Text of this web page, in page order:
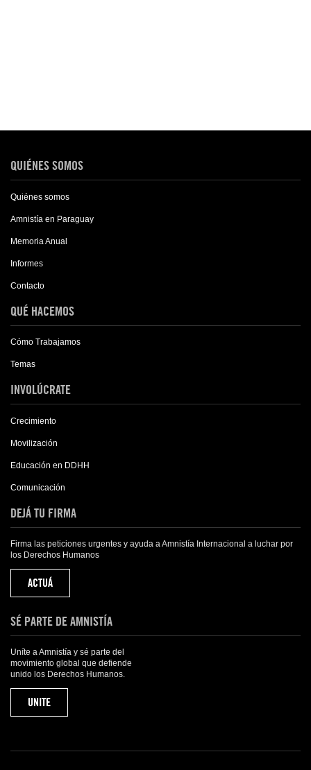
QUIÉNES SOMOS
Quiénes somos
Amnistía en Paraguay
Memoria Anual
Informes
Contacto
QUÉ HACEMOS
Cómo Trabajamos
Temas
INVOLÚCRATE
Crecimiento
Movilización
Educación en DDHH
Comunicación
DEJÁ TU FIRMA
Firma las peticiones urgentes y ayuda a Amnistía Internacional a luchar por
los Derechos Humanos
ACTUÁ
SÉ PARTE DE AMNISTÍA
Uníte a Amnistía y sé parte del
movimiento global que defiende
unido los Derechos Humanos.
UNITE